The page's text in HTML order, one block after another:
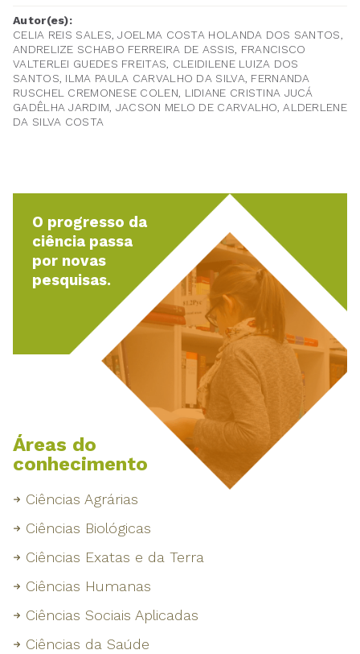
Autor(es):
CELIA REIS SALES, JOELMA COSTA HOLANDA DOS SANTOS,
ANDRELIZE SCHABO FERREIRA DE ASSIS, FRANCISCO
VALTERLEI GUEDES FREITAS, CLEIDILENE LUIZA DOS
SANTOS, ILMA PAULA CARVALHO DA SILVA, FERNANDA
RUSCHEL CREMONESE COLEN, LIDIANE CRISTINA JUCÁ
GADÊLHA JARDIM, JACSON MELO DE CARVALHO, ALDERLENE
DA SILVA COSTA
O progresso da
ciência passa
por novas
pesquisas.
Áreas do
conhecimento
Ciências Agrárias
Ciências Biológicas
Ciências Exatas e da Terra
Ciências Humanas
Ciências Sociais Aplicadas
Ciências da Saúde